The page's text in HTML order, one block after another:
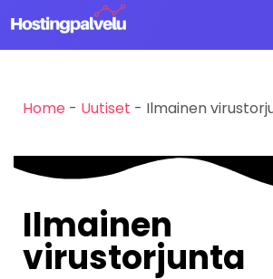
Siirry
Home - Uutiset - Ilmainen
Ilmainen
virustorjunta